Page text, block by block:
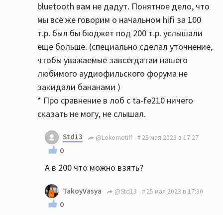
bluetooth вам не дадут. Понятное дело, что
мы всё же говорим о начальном hifi за 100
т.р. был бы бюджет под 200 т.р. услышали
еще больше. (специально сделал уточнение,
чтобы уважаемые завсегдатаи нашего
любимого аудиофильского форума не
закидали бананами )
* Про сравнение в лоб с ta-fe210 ничего
сказать не могу, не слышал.
Std13 @Lokomotiff 25 мая 2023 в 17:27
0
А в 200 что можно взять?
TakoyVasya @Std13 25 мая 2023 в 17:30
0